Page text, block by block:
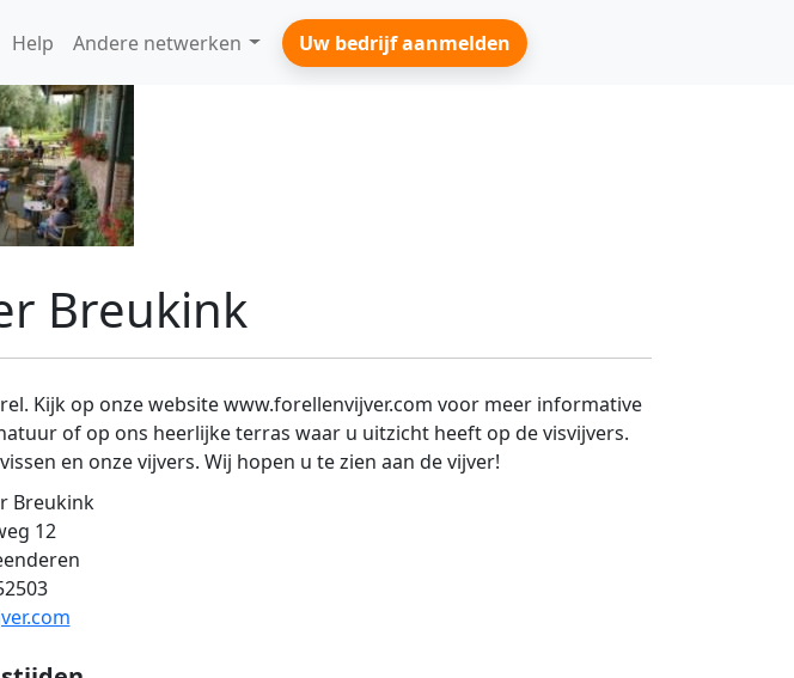
Help Andere netwerken Uw bedrijf aanmelden
Breukink
Kijk op onze website www.forellenvijver.com voor meer informative
of op ons heerlijke terras waar u uitzicht heeft op de visvijvers.
en onze vijvers. Wij hopen u te zien aan de vijver!
Breukink
12